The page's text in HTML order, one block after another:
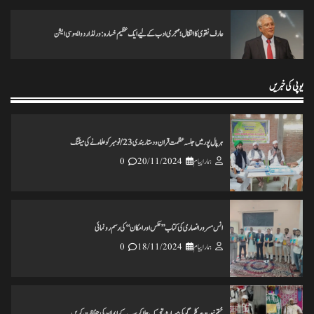
عارف نقوی کا انتقال؛ مہجری ادب کے لیے ایک عظیم خسارہ: ورلڈ اردو ایسوسی ایشن
یوپی کی خبریں
ہرپال پور میں جلسہ عظمت قران و دستاربندی 23/نومبر کو علماء نے کی میٹنگ
ہمارا پیام
20/11/2024
0
انس مسرور انصاری کی کتاب ’’عکس اورامکان ‘‘ کی رسم رونمائی
ہمارا پیام
18/11/2024
0